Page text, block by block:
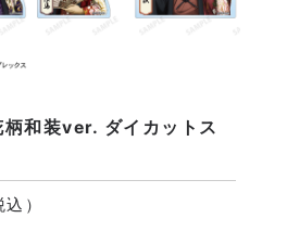
和装ver. ダイカットス
）